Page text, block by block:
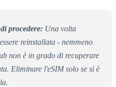
procedere: Una volta
reinstallata - nemmeno
non è in grado di recuperare
Eliminare l'eSIM solo se si è